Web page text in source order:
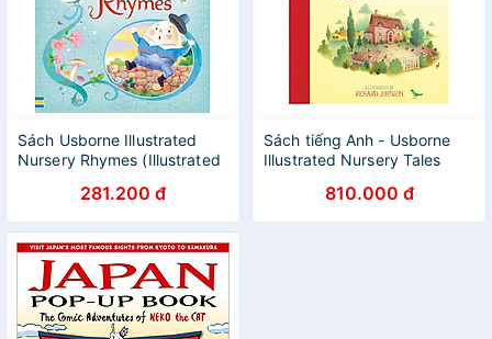
Sách Usborne Illustrated
Nursery Rhymes (Illustrated
281.200 đ
Sách tiếng Anh - Usborne
Illustrated Nursery Tales
810.000 đ